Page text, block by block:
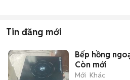
Tin đăng mới
Bếp hồng
Còn mới
Mới Khác